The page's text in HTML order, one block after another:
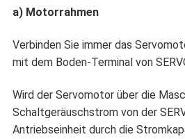
a) Motorrahmen
Verbinden Sie immer das
mit dem Boden-Terminal von
Wird der Servomotor über die
Schaltgeräuschstrom von der
Antriebseinheit durch die